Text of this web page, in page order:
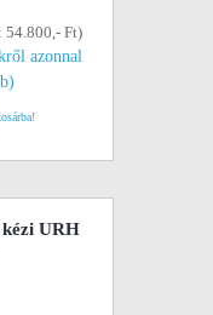
54.800,- Ft)
azonnal
URH